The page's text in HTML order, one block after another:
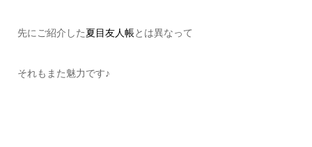
先にご紹介した夏目友人帳とは異なって
それもまた魅力です♪